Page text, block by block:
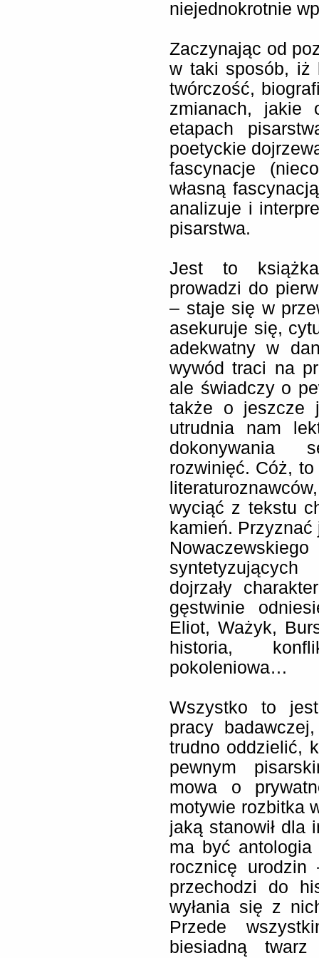
niejednokrotnie
Zaczynając od
w taki sposób, iż
twórczość,
zmianach, jakie
etapach
poetyckie
fascynacje
własną
analizuje i
pisarstwa.
Jest to
prowadzi do
– staje się w
asekuruje się,
adekwatny w
wywód traci na
ale świadczy o
także o jeszcze
utrudnia nam
dokonywania
rozwinięć. Cóż,
wyciąć z tekstu
kamień.
dojrzały
gęstwinie
Eliot, Ważyk,
historia,
pokoleniowa…
Wszystko to
pracy
trudno oddzielić,
pewnym
mowa o
motywie rozbitka
jaką stanowił dla
ma być antologia
rocznicę urodzin
przechodzi do
wyłania się z
Przede
biesiadną